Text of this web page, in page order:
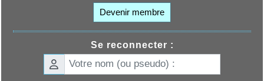
Devenir membre
Se reconnecter :